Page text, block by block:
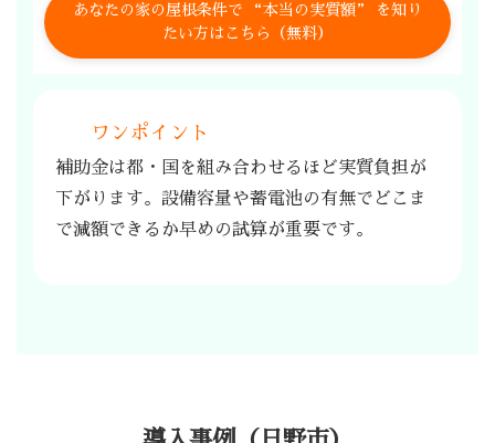
あなたの家の屋根条件で “本当の実質額” を知り
たい方はこちら（無料）
ワンポイント
補助金は都・国を組み合わせるほど実質負担が
下がります。設備容量や蓄電池の有無でどこま
で減額できるか早めの試算が重要です。